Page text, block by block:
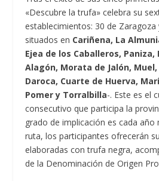
«Descubre la trufa» celebra su
establecimientos: 30 de Zaragoza
situados en Cariñena, La
Ejea de los Caballeros, Paniza,
Alagón, Morata de Jalón,
Daroca, Cuarte de Huerva,
Pomer y Torralbilla-. Este es el
consecutivo que participa la
grado de implicación es cada año
ruta, los participantes ofrecerán
elaboradas con trufa negra,
de la Denominación de Origen